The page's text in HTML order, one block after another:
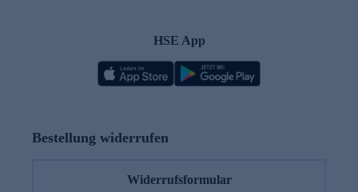
HSE App
Bestellung widerrufen
Widerrufsformular